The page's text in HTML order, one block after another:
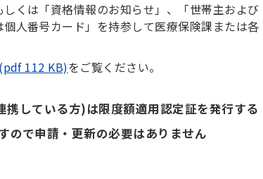
くは「資格情報のお知らせ」、「世帯主および
人番号カード」を持参して医療保険課または各
112 KB)をご覧ください。
している方)は限度額適用認定証を発行する
ので申請・更新の必要はありません